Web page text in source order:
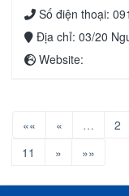
Số điện thoại:
Địa chỉ: 03/20
Website:
«« « … 2
11
» »»